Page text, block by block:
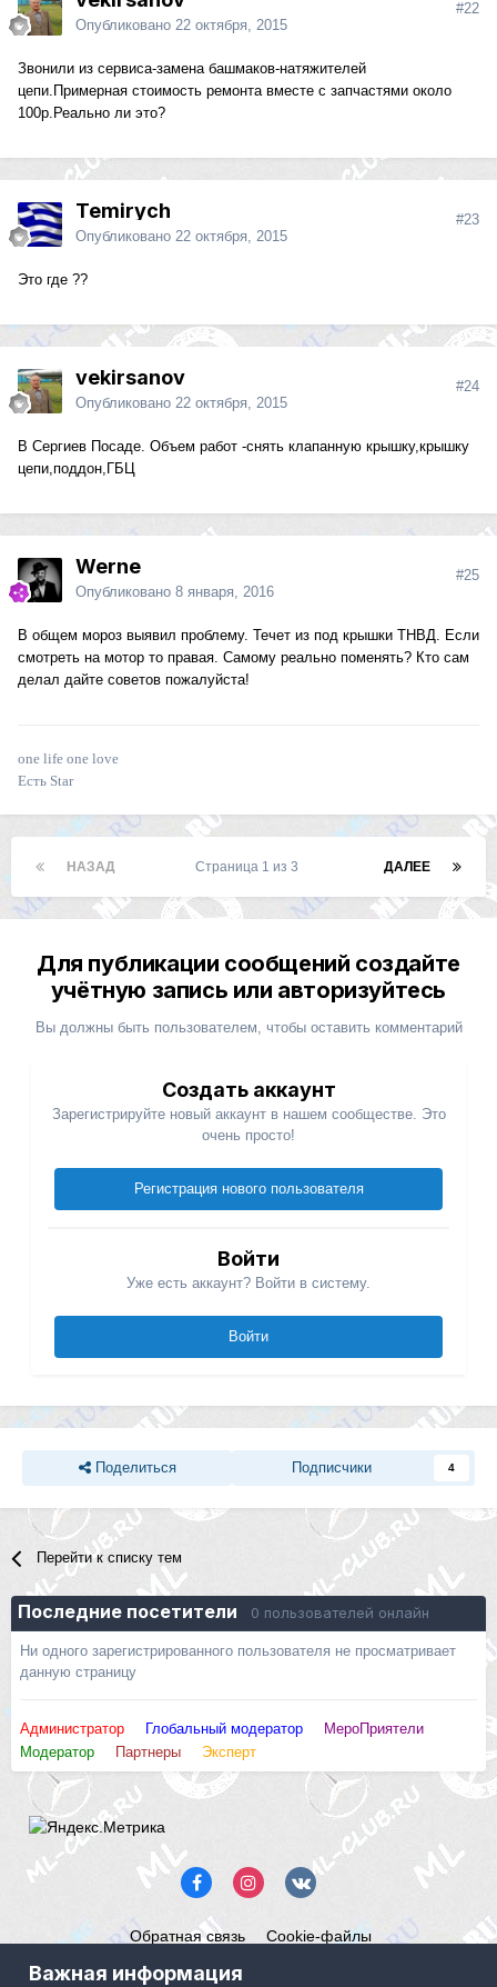
Опубликовано 22 октября, 2015
#22
Звонили из сервиса-замена башмаков-натяжителей
цепи.Примерная стоимость ремонта вместе с запчастями около
100р.Реально ли это?
Temirych
Опубликовано 22 октября, 2015
#23
Это где ??
vekirsanov
Опубликовано 22 октября, 2015
#24
В Сергиев Посаде. Объем работ -снять клапанную крышку,крышку
цепи,поддон,ГБЦ
Werne
Опубликовано 8 января, 2016
#25
В общем мороз выявил проблему. Течет из под крышки ТНВД. Если
смотреть на мотор то правая. Самому реально поменять? Кто сам
делал дайте советов пожалуйста!
one life one love
Есть Star
НАЗАД ДАЛЕЕ
Страница 1 из 3
Для публикации сообщений создайте
учётную запись или авторизуйтесь
Вы должны быть пользователем, чтобы оставить комментарий
Создать аккаунт
Зарегистрируйте новый аккаунт в нашем сообществе. Это
очень просто!
Регистрация нового пользователя
Войти
Уже есть аккаунт? Войти в систему.
Войти
Поделиться Подписчики 4
Перейти к списку тем
Последние посетители 0 пользователей онлайн
Ни одного зарегистрированного пользователя не просматривает
данную страницу
Администратор Глобальный модератор
МероПриятели
Модератор
Партнеры Эксперт
Обратная связь Cookie-файлы
Powered by Invision Community
Важная информация